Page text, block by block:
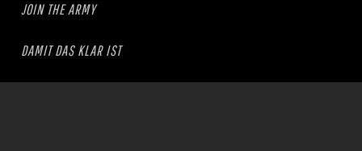
JOIN THE ARMY
DAMIT DAS KLAR IST